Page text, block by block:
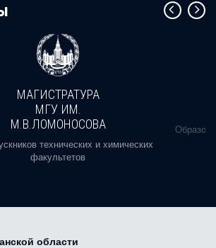
МАГИСТРАТУРА
МГУ ИМ.
М.В.ЛОМОНОСОВА
технических и химических
факультетов
области